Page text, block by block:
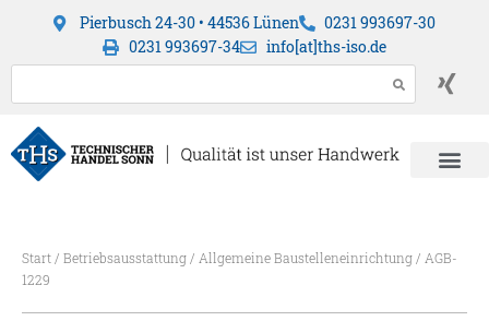
Pierbusch 24-30 • 44536 Lünen
0231 993697-30
0231 993697-34
info[at]ths-iso.de
Start/ Betriebsausstattung/ Allgemeine Baustelleneinrichtung/ AGB-
1229